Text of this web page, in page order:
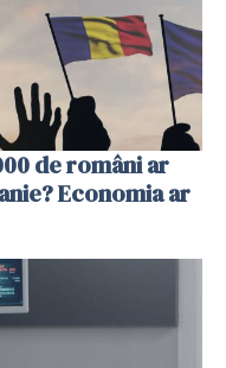
de români ar
Economia ar